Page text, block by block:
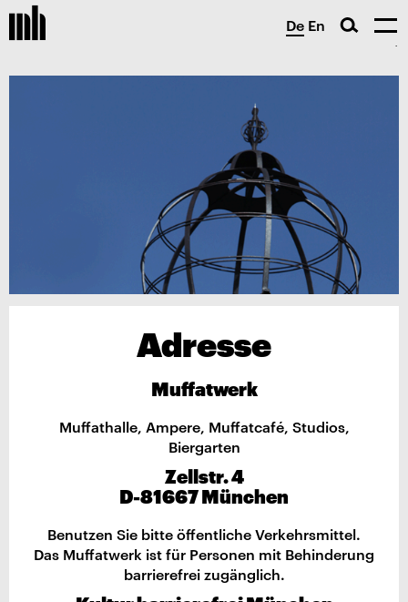
De En
Adresse
Muffatwerk
Muffathalle, Ampere, Muffatcafé, Studios,
Biergarten
Zellstr. 4
D-81667 München
Benutzen Sie bitte öffentliche Verkehrsmittel.
Das Muffatwerk ist für Personen mit Behinderung
barrierefrei zugänglich.